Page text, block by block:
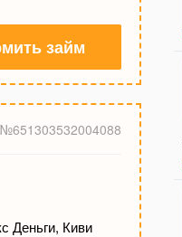
займ
Деньги, Киви